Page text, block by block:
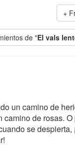
+
de "El vals
un camino de
camino de rosas.
se despierta,